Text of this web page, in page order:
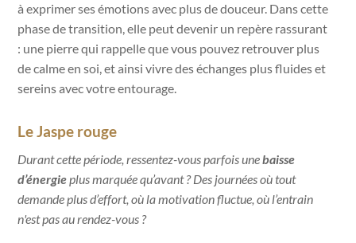
à exprimer ses émotions avec plus de douceur. Dans cette
phase de transition, elle peut devenir un repère rassurant
: une pierre qui rappelle que vous pouvez retrouver plus
de calme en soi, et ainsi vivre des échanges plus fluides et
sereins avec votre entourage.
Le Jaspe rouge
Durant cette période, ressentez-vous parfois unebaisse
d’énergieplus marquée qu’avant ? Des journées où tout
demande plus d’effort, où la motivation fluctue, où l’entrain
n'est pas au rendez-vous ?